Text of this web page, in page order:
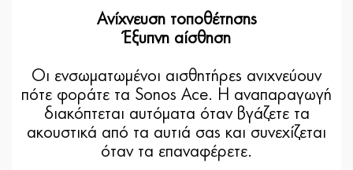
Ανίχνευση τοποθέτησης
Έξυπνη αίσθηση
Οι ενσωματωμένοι αισθητήρες ανιχνεύουν
πότε φοράτε τα Sonos Ace. Η αναπαραγωγή
διακόπτεται αυτόματα όταν βγάζετε τα
ακουστικά από τα αυτιά σας και συνεχίζεται
όταν τα επαναφέρετε.